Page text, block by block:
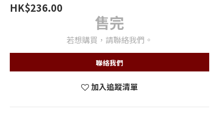
HK$236.00
售完
若想購買，請聯絡我們。
聯絡我們
加入追蹤清單